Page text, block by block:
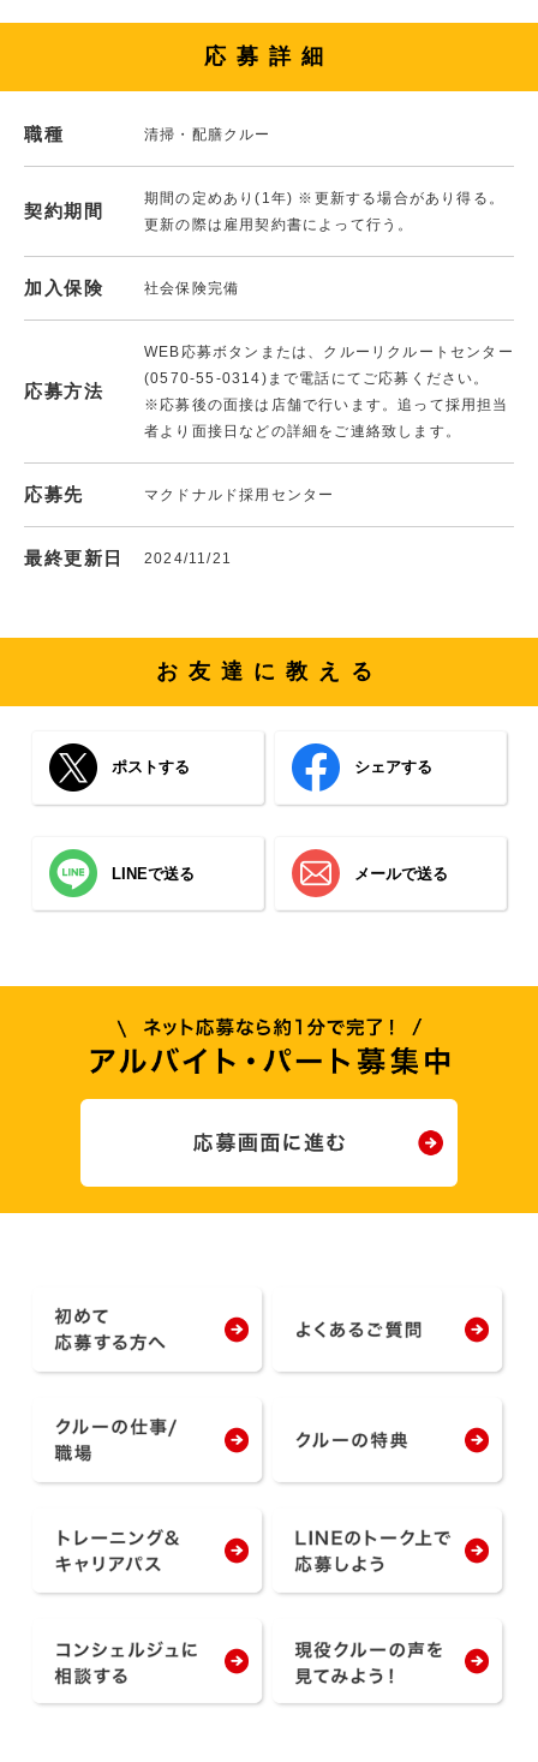
応募詳細
職種 清掃・配膳クルー
契約期間
期間の定めあり(1年) ※更新する場合があり得る。
更新の際は雇用契約書によって行う。
加入保険 社会保険完備
応募方法
WEB応募ボタンまたは、クルーリクルートセンター
(0570-55-0314)まで電話にてご応募ください。
※応募後の面接は店舗で行います。追って採用担当
者より面接日などの詳細をご連絡致します。
応募先 マクドナルド採用センター
最終更新日 2024/11/21
お友達に教える
ポストする シェアする
LINEで送る メールで送る